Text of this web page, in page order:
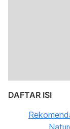
DAFTAR ISI